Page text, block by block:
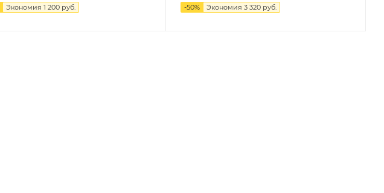
Экономия1 200 руб. -50% Экономия 3 320 руб.